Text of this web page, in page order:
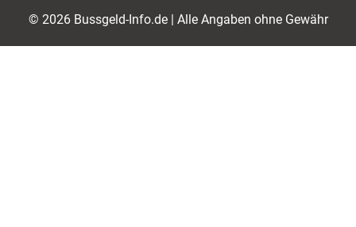
© 2026 Bussgeld-Info.de | Alle Angaben ohne Gewähr